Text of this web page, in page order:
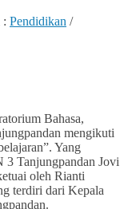
: Pendidikan /
Bahasa,
mengikuti
Yang
3 Tanjungpandan Jovi
oleh Rianti
terdiri dari Kepala